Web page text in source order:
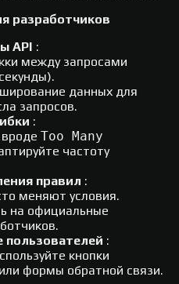
разработчиков
API :
между запросами
данных для
запросов.
:
Too Many
частоту
правил :
меняют условия.
на официальные
пользователей :
кнопки
формы обратной связи.